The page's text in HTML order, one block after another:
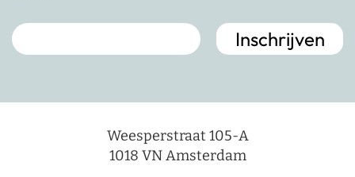
Weesperstraat 105-A
1018 VN Amsterdam